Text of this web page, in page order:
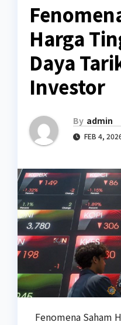
Harga
Daya
Investor
By admin
FEB 4,
Fenomena Saham